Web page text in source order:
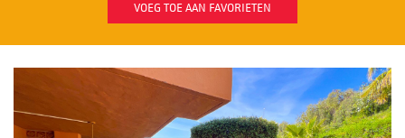
VOEG TOE AAN FAVORIETEN